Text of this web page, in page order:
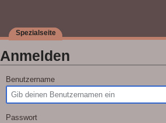
Anmelden
Benutzername
Passwort
Spezialseite